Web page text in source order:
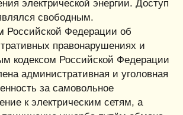
электрической энергии. Доступ
свободным.
Российской Федерации об
правонарушениях и
кодексом Российской Федерации
административная и уголовная
за самовольное
к электрическим сетям, а